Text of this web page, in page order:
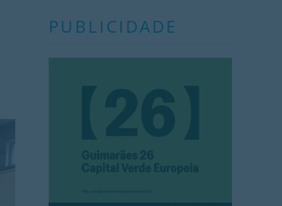
PUBLICIDADE